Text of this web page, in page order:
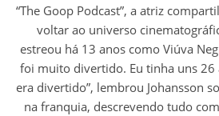
“The Goop Podcast”, a atriz
voltar ao universo
estreou há 13 anos como Viúva
foi muito divertido. Eu tinha uns 26
era divertido”, lembrou Johansson
na franquia, descrevendo tudo